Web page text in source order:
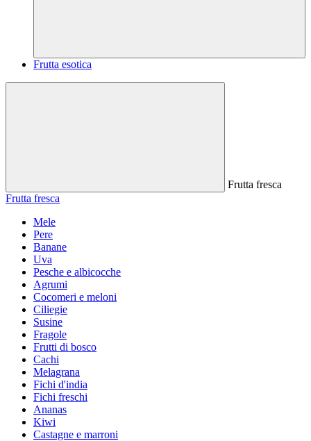
Frutta esotica
Frutta fresca
Frutta fresca
Mele
Pere
Banane
Uva
Pesche e albicocche
Agrumi
Cocomeri e meloni
Ciliegie
Susine
Fragole
Frutti di bosco
Cachi
Melagrana
Fichi d'india
Fichi freschi
Ananas
Kiwi
Castagne e marroni